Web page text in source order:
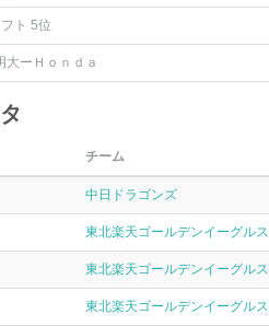
ト 5位
大ーＨｏｎｄａ
チーム
中日ドラゴンズ
東北楽天ゴールデンイーグルス
東北楽天ゴールデンイーグルス
東北楽天ゴールデンイーグルス